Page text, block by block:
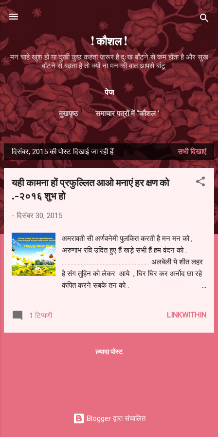
सीधे मुख्य सामग्री पर जाएं
! कौशल !
मन चाहे खुश हो या दुखी कुछ कहता ज़रूर है.दुःख बाँटने से कम होता है और सुख
बाँटने से बढ़ता है तो क्यों ना मन की बात आपसे बांटू ......
पेज
मुखपृष्ठ समाचार पत्रों में ''कौशल '
सं
दे
दिसंबर, 2015 की पोस्ट दिखाई जा रही हैं सभी दिखाएं
यही कामना हों प्रफुल्लित आओ मनाएं हर क्षण को
.-२०१६ शुभ हो
- दिसंबर 30, 2015
अमरावती सी अर्णवनेमी पुलकित करती है मन मन को ,
अरुणाभ रवि उदित हुए हैं खड़े सभी हैं हम वंदन को .
............................................................ अलबेली ये शीत लहर
है संग तुहिन को लेकर आये , घिर घिर कर अर्नोद छा रहे
कंपित करने सबके तन को .
.................................................................. आकंपित हुआ है
आओ मनाएं हर क्षण को
[कौशल] शब्दार्थ :अमरावती -स्वर्ग ,इन्द्रनगरी ,अरुणिमा
-लालिमा ,अरुणोदय-उषाकाल ,अर्दली -चपरासी ...
1 टिप्पणी LINKWITHIN
ज़्यादा पोस्ट
Blogger द्वारा संचालित